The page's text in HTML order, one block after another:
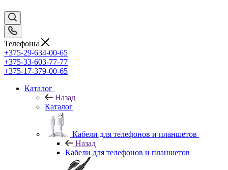
Телефоны
+375-29-634-00-65
+375-33-603-77-77
+375-17-379-00-65
Каталог
Назад
Каталог
Кабели для телефонов и планшетов
Назад
Кабели для телефонов и планшетов